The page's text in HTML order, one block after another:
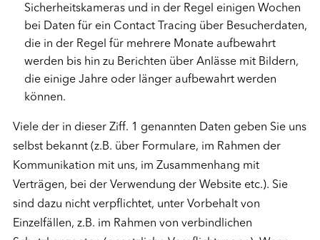
Sicherheitskameras und in der Regel einigen Wochen
bei Daten für ein Contact Tracing über Besucherdaten,
die in der Regel für mehrere Monate aufbewahrt
werden bis hin zu Berichten über Anlässe mit Bildern,
die einige Jahre oder länger aufbewahrt werden
können.
Viele der in dieser Ziff. 1 genannten Daten geben Sie uns
selbst bekannt (z.B. über Formulare, im Rahmen der
Kommunikation mit uns, im Zusammenhang mit
Verträgen, bei der Verwendung der Website etc.). Sie
sind dazu nicht verpflichtet, unter Vorbehalt von
Einzelfällen, z.B. im Rahmen von verbindlichen